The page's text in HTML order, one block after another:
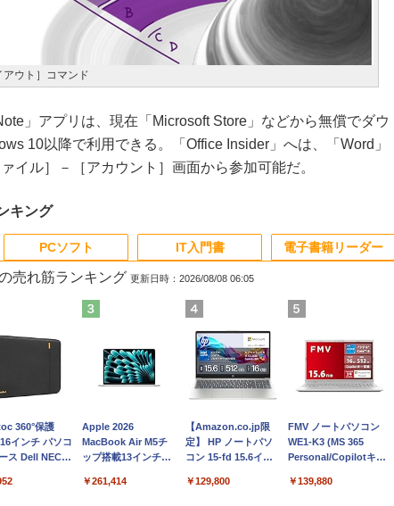
アウト］コマンド
」アプリは、現在「Microsoft Store」などから無償でダウ
10以降で利用できる。「Office Insider」へは、「Word」
イル］－［アカウント］画面から参加可能だ。
キング
売れ筋ランキング 更新日時：2026/08/08 06:05
360°保護
インチ パソコ
ス Dell NEC
Lenovo
Apple 2026
MacBook Air M5チ
ップ搭載13インチノ
Apple Intelligence、
￥261,414
【Amazon.co.jp限
定】 HP ノートパソ
コン 15-fd 15.6イン
512GB SSD インテ
￥129,800
FMV ノートパソコン
WE1-K3 (MS 365
Personal/Copilotキー
型/Core i5/16GB/SSD
￥139,880
PCソフト IT入門書 電子書籍リーダー